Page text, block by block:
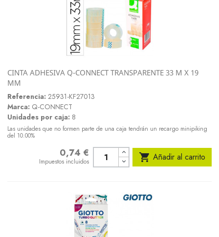
CINTA ADHESIVA Q-CONNECT TRANSPARENTE 33 M X 19
MM
Referencia: 25931-KF27013
Marca: Q-CONNECT
Unidades por caja: 8
Las unidades que no formen parte de una caja tendrán un recargo minipiking
del 10.00%
0,74 €
Impuestos incluidos  Añadir al carrito